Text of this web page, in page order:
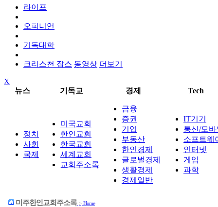
라이프
오피니언
기독대학
크리스천 잡스 동영상 더보기
X
뉴스
기독교 경제 Tech
정치
사회
국제
미국교회
한인교회
한국교회
세계교회
교회주소록
금융
증권
기업
부동산
한인경제
글로벌경제
생활경제
경제일반
IT기기
통신/모
소프트웨
인터넷
게임
과학
미주한인교회주소록 > Home